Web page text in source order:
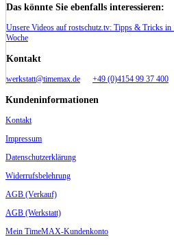
Das könnte Sie ebenfalls interessieren:
Unsere Videos auf rostschutz.tv: Tipps & Tricks in
Woche
Kontakt
werkstatt@timemax.de +49 (0)4154 99 37 400
Kundeninformationen
Kontakt
Impressum
Datenschutzerklärung
Widerrufsbelehrung
AGB (Verkauf)
AGB (Werkstatt)
Mein TimeMAX-Kundenkonto